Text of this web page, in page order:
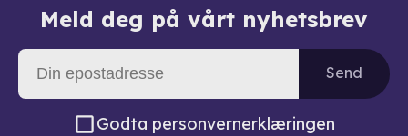
Meld deg på vårt nyhetsbrev
Send
Godta personvernerklæringen